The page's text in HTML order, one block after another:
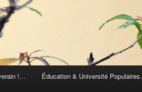
!… Éducation & Université Populaires.